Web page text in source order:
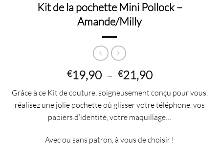
Kit de la pochette Mini Pollock –
Amande/Milly
€19,90 – €21,90Plage
prix :
€19,90
à
€21,90
Grâce à ce Kit de couture, soigneusement conçu pour vous,
réalisez une jolie pochette où glisser votre téléphone, vos
papiers d’identité, votre maquillage…
Avec ou sans patron, à vous de choisir !